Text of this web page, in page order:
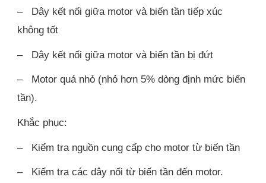
– Dây kết nối giữa motor và biến tần tiếp xúc
không tốt
– Dây kết nối giữa motor và biến tần bị đứt
– Motor quá nhỏ (nhỏ hơn 5% dòng định mức biến
tần).
Khắc phục:
– Kiểm tra nguồn cung cấp cho motor từ biến tần
– Kiểm tra các dây nối từ biến tần đến motor.